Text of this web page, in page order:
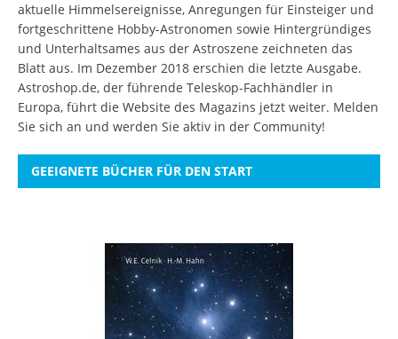
aktuelle Himmelsereignisse, Anregungen für Einsteiger und
fortgeschrittene Hobby-Astronomen sowie Hintergründiges
und Unterhaltsames aus der Astroszene zeichneten das
Blatt aus. Im Dezember 2018 erschien die letzte Ausgabe.
Astroshop.de, der führende Teleskop-Fachhändler in
Europa, führt die Website des Magazins jetzt weiter. Melden
Sie sich an und werden Sie aktiv in der Community!
GEEIGNETE BÜCHER FÜR DEN START